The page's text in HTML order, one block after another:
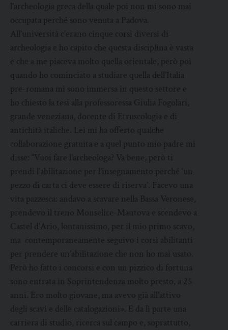
l’archeologia greca della quale poi non mi sono mai
occupata perché sono venuta a Padova.
All’università c’erano cinque corsi diversi di
archeologia e ho capito che questa disciplina è vasta
e che a me piaceva molto quella orientale, però poi
quando ho cominciato a studiare quella dell’Italia
pre-romana mi sono immersa in questo settore e
ho chiesto la tesi alla professoressa Giulia Fogolari,
grande veneziana, docente di Etruscologia e di
antichità italiche. Lei mi ha offerto qualche
collaborazione gratuita e a quel punto mio padre mi
disse: “Vuoi fare l’archeologa? Va bene, però ti
prendi l’abilitazione per l’insegnamento perché ‘un
pezzo di carta ci deve essere di riserva’. Facevo una
vita pazzesca: andavo a scavare nella Bassa Veronese,
prendevo il treno Monselice-Mantova e scendevo a
Castel d’Ario, lontanissimo, per il mio primo scavo,
ma contemporaneamente seguivo i corsi abilitanti
per prendere un’abilitazione che non ho mai usato.
Però ho fatto i concorsi e con un pizzico di fortuna
sono entrata in Soprintendenza molto presto, a 25
anni. Ero molto giovane, ma avevo già all’attivo
degli scavi e delle catalogazioni». E da lì parte una
carriera di studio, ricerca sul campo e, soprattutto,